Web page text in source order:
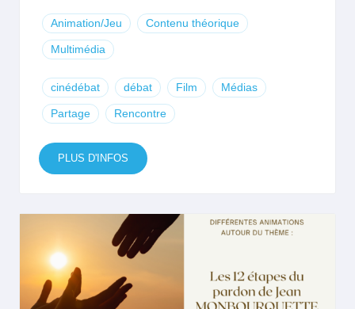
Animation/Jeu Contenu théorique
Multimédia
cinédébat débat Film Médias
Partage Rencontre
PLUS D'INFOS